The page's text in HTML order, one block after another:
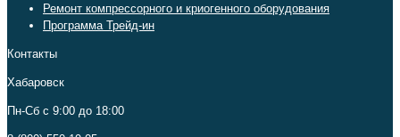
Ремонт компрессорного и криогенного оборудования
Программа Трейд-ин
Контакты
Хабаровск
Пн-Сб c 9:00 до 18:00